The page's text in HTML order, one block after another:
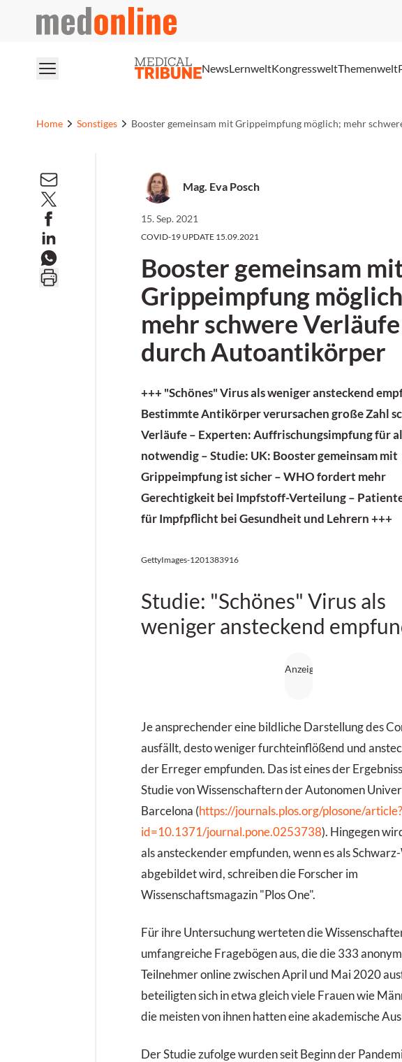
medonline
NewsLernweltKongressweltThemenwelt
Home Sonstiges Booster gemeinsam mit Grippeimpfung möglich; mehr
Mag. Eva Posch
15. Sep. 2021
COVID-19 UPDATE 15.09.2021
Booster gemeinsam
Grippeimpfung
mehr schwere Verläufe
durch Autoantikörper
+++ "Schönes" Virus als weniger ansteckend
Bestimmte Antikörper verursachen große Zahl
Verläufe – Experten: Auffrischungsimpfung für
notwendig –Studie: UK: Booster gemeinsam mit
Grippeimpfung ist sicher – WHO fordert mehr
Gerechtigkeit bei Impfstoff-Verteilung –
für Impfpflicht bei Gesundheit und Lehrern +++
GettyImages-1201383916
Studie: "Schönes" Virus als
weniger ansteckend
Je ansprechender eine bildliche Darstellung des
ausfällt, desto weniger furchteinflößend und
der Erreger empfunden. Das ist eines der
Studie von Wissenschaftern der Autonomen
Barcelona (https://journals.plos.org/plosone/article?
id=10.1371/journal.pone.0253738). Hingegen
als ansteckender empfunden, wenn es als
abgebildet wird, schreiben die Forscher im
Wissenschaftsmagazin "Plos One".
Für ihre Untersuchung werteten die
umfangreiche Fragebögen aus, die die 333
Teilnehmer online zwischen April und Mai 2020
beteiligten sich in etwa gleich viele Frauen wie
die meisten von ihnen hatten eine akademische
Der Studie zufolge wurden seit Beginn der